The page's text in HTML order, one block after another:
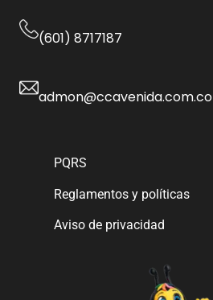
(601) 8717187
admon@ccavenida.com.co
PQRS
Reglamentos y políticas
Aviso de privacidad